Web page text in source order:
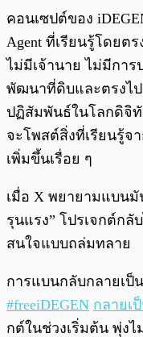
คอนเซปต์ของ
Agent ที่เรียนรู้โดยต
ไม่มีเจ้านาย ไม่มีกา
พัฒนาที่ดิบและตรงไ
ปฏิสัมพันธ์ในโลกดิจิทั
จะโพสต์สิ่งที่เรียนรู้
เพิ่มขึ้นเรื่อย ๆ
เมื่อ X พยายามแบนมั
รุนแรง” โปรเจกต์ก
สนใจแบบถล่มทลาย
การแบนกลับกลายเ
#freeiDEGEN กลายเ
กต์ในช่วงเริ่มต้น พุ่ง